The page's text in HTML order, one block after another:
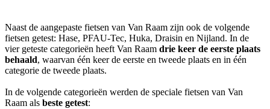
Naast de aangepaste fietsen van Van Raam zijn ook de volgende
fietsen getest: Hase, PFAU-Tec, Huka, Draisin en Nijland. In de
vier geteste categorieën heeft Van Raam drie keer de eerste plaats
behaald, waarvan één keer de eerste en tweede plaats en in één
categorie de tweede plaats.
In de volgende categorieën werden de speciale fietsen van Van
Raam als beste getest: